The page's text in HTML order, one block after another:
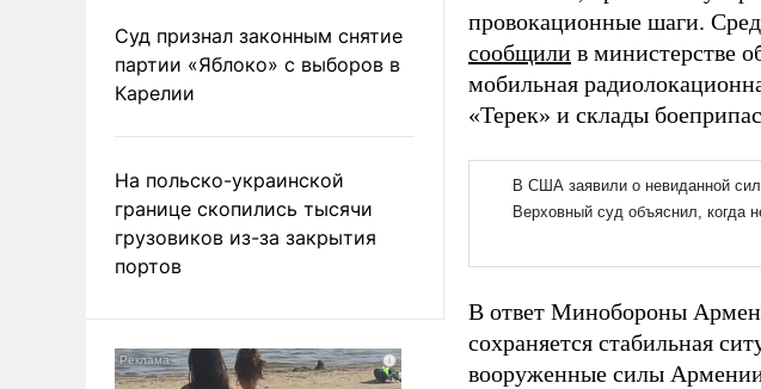
Суд признал законным снятие
партии «Яблоко» с выборов в
Карелии
На польско-украинской
границе скопились тысячи
грузовиков из-за закрытия
портов
провокационные шаги.
сообщили в министерстве
мобильная
«Терек» и склады
В ответ Минобороны
сохраняется стабильная
вооруженные силы